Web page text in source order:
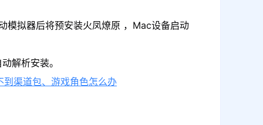
模拟器后将预安装火凤燎原 ，Mac设备启动
解析安装。
到渠道包、游戏角色怎么办